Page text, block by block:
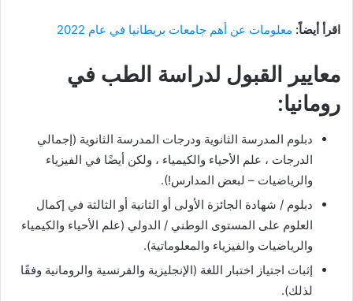
اقرأ أيضاً: معلومات عن أهم جامعات بريطانيا في عام 2022
معايير القبول لدراسة الطب في
رومانيا:
دبلوم المدرسة الثانوية ودرجات المدرسة الثانوية (إجمالي
الدرجات ، علم الأحياء والكيمياء ، ولكن أيضًا في الفيزياء
والرياضيات – لبعض المدارس!).
دبلوم / شهادة الجائزة الأولى أو الثانية أو الثالثة في إكمال
العلوم على المستوى الوطني / الدولي (علم الأحياء والكيمياء
والرياضيات والفيزياء والمعلوماتية).
إثبات اجتياز اختبار اللغة (الإنجليزية والفرنسية والرومانية وفقًا
لذلك).